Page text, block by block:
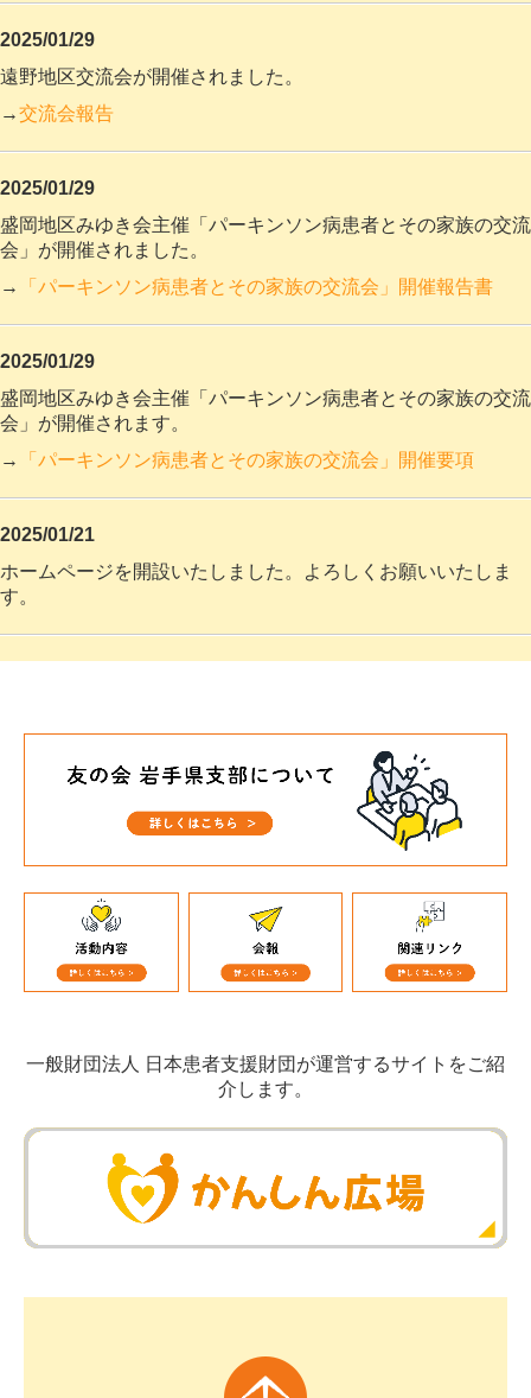
2025/01/29
遠野地区交流会が開催されました。
→交流会報告
2025/01/29
盛岡地区みゆき会主催「パーキンソン病患者とその家族の交流
会」が開催されました。
→
「パーキンソン病患者とその家族の交流会」開催報告書
2025/01/29
盛岡地区みゆき会主催「パーキンソン病患者とその家族の交流
会」が開催されます。
→
「パーキンソン病患者とその家族の交流会」開催要項
2025/01/21
ホームページを開設いたしました。よろしくお願いいたしま
す。
一般財団法人 日本患者支援財団が運営するサイトをご紹
介します。